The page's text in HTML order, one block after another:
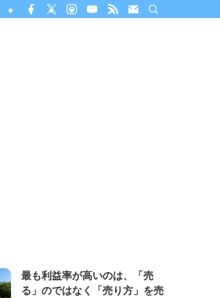
最も利益率が高いのは、「売
る」のではなく「売り方」を売